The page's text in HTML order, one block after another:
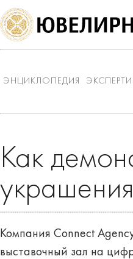
ЭНЦИКЛОПЕДИЯ
Как
Компания Connect
выставочный зал на